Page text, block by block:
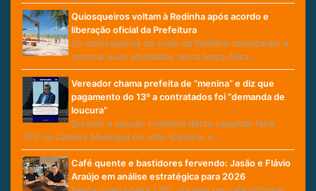
Quiosqueiros voltam à Redinha após acordo e
liberação oficial da Prefeitura
Os quiosqueiros da praia da Redinha começaram a
retomar suas atividades nesta terça-feira…
Vereador chama prefeita de “menina” e diz que
pagamento do 13º a contratados foi “demanda de
loucura”
Durante a sessão ordinária desta segunda-feira
(01) na Câmara Municipal de João Câmara, o…
Café quente e bastidores fervendo: Jasão e Flávio
Araújo em análise estratégica para 2026